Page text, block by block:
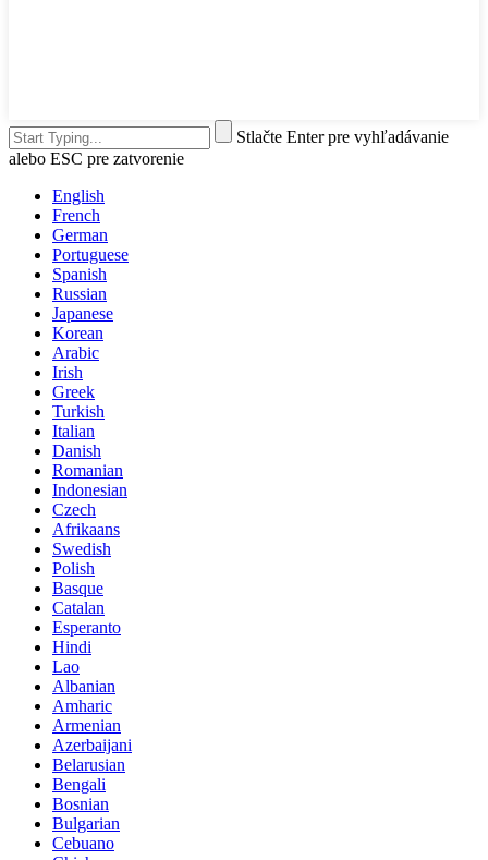
Stlačte Enter pre vyhľadávanie
alebo ESC pre zatvorenie
English
French
German
Portuguese
Spanish
Russian
Japanese
Korean
Arabic
Irish
Greek
Turkish
Italian
Danish
Romanian
Indonesian
Czech
Afrikaans
Swedish
Polish
Basque
Catalan
Esperanto
Hindi
Lao
Albanian
Amharic
Armenian
Azerbaijani
Belarusian
Bengali
Bosnian
Bulgarian
Cebuano